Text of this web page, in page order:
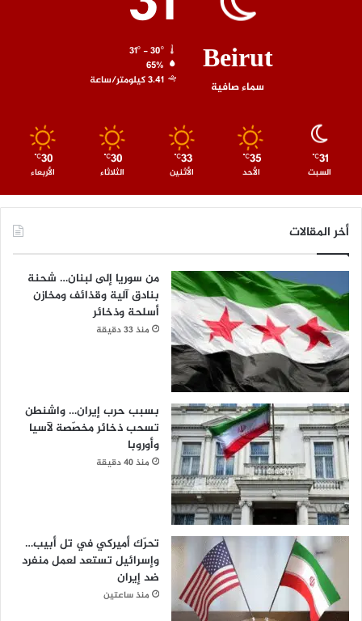
Beirut
سماء صافية
31º - 30º
65%
3.41 كيلومتر/ساعة
31
℃
السبت
35
℃
الأحد
33
℃
الأثنين
30
℃
الثلاثاء
30
℃
الأربعاء
أخر المقالات
من سوريا إلى لبنان… شحنة
بنادق آلية وقذائف ومخازن
أسلحة وذخائر
منذ 33 دقيقة
بسبب حرب إيران… واشنطن
تسحب ذخائر مخصّصة لآسيا
وأوروبا
منذ 40 دقيقة
تحرّك أميركي في تل أبيب…
وإسرائيل تستعد لعمل منفرد
ضد إيران
منذ ساعتين